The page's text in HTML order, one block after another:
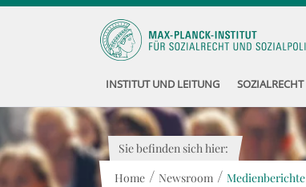
INSTITUT UND LEITUNG SOZIALRECHT
Sie befinden sich hier:
Home / Newsroom / Medienberichte